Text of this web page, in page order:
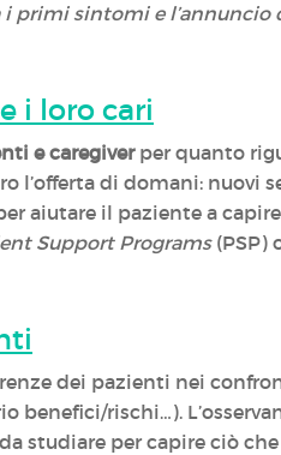
primi sintomi e
i loro cari
e caregiverper quanto
l’offerta di domani:
aiutare il paziente a
Support Programs(PSP)
dei pazienti nei
benefici/rischi…).
studiare per capire ciò